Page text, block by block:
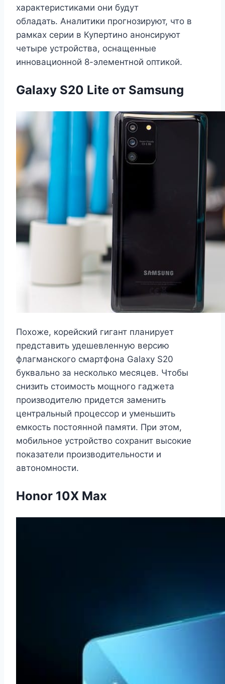
характеристиками они будут
обладать. Аналитики прогнозируют, что в
рамках серии в Купертино анонсируют
четыре устройства, оснащенные
инновационной 8-элементной оптикой.
Galaxy S20 Lite от Samsung
Похоже, корейский гигант планирует
представить удешевленную версию
флагманского смартфона Galaxy S20
буквально за несколько месяцев. Чтобы
снизить стоимость мощного гаджета
производителю придется заменить
центральный процессор и уменьшить
емкость постоянной памяти. При этом,
мобильное устройство сохранит высокие
показатели производительности и
автономности.
Honor 10X Max